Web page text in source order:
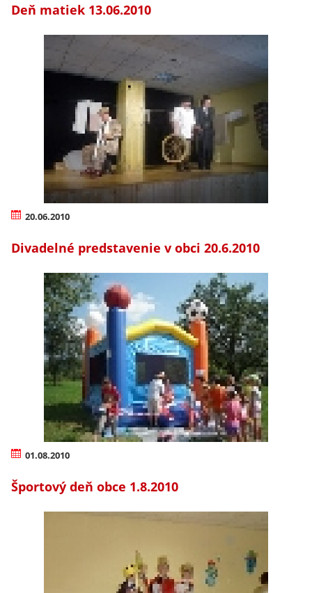
Deň matiek 13.06.2010
20.06.2010
Divadelné predstavenie v obci 20.6.2010
01.08.2010
Športový deň obce 1.8.2010